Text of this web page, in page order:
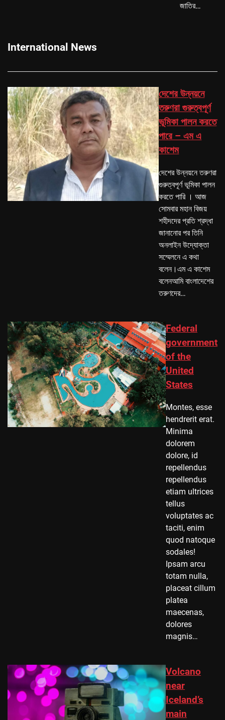
জাতির…
International News
দেশের উন্নয়নে
তরুণরা গুরুত্বপূর্ণ
ভূমিকা পালন করতে
পারে – এম এ
কাশেম
দেশের উন্নয়নে তরুণরা
গুরুত্বপূর্ণ ভূমিকা পালন
করতে পারি । আজ
সোমবার মহান বিজয়
শহীদদের প্রতি শ্রদ্ধা
জানানোর পর তিনি
অনলাইন উদ্যোক্তা
সম্মেলনে এ কথা
বলেন।এম এ কাশেম
বলেনআমি বাংলাদেশের
তরুণদের…
Federal
government
of the
United
States
Montes, esse
hendrerit erat.
Minima
dolorem
dolore, id
repellendus
repellendus
etiam ultrices
tellus
voluptates ac
taciti, enim
quod natoque
sodales!
Ipsam arcu
totam nulla,
placeat cillum
platea
maecenas,
dolores
magnis…
Volcano
near
Iceland’s
main